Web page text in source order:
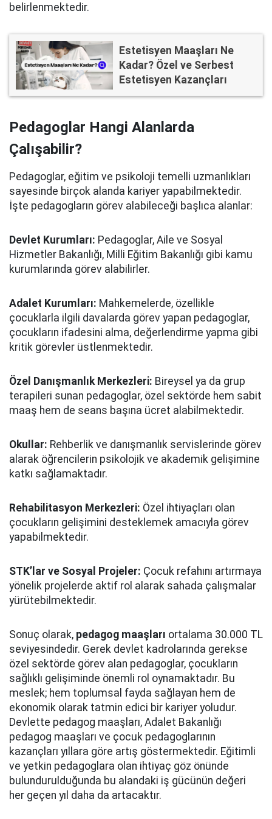
belirlenmektedir.
Estetisyen Maaşları Ne
Kadar? Özel ve Serbest
Estetisyen Kazançları
Pedagoglar Hangi Alanlarda
Çalışabilir?
Pedagoglar, eğitim ve psikoloji temelli uzmanlıkları
sayesinde birçok alanda kariyer yapabilmektedir.
İşte pedagogların görev alabileceği başlıca alanlar:
Devlet Kurumları: Pedagoglar, Aile ve Sosyal
Hizmetler Bakanlığı, Milli Eğitim Bakanlığı gibi kamu
kurumlarında görev alabilirler.
Adalet Kurumları: Mahkemelerde, özellikle
çocuklarla ilgili davalarda görev yapan pedagoglar,
çocukların ifadesini alma, değerlendirme yapma gibi
kritik görevler üstlenmektedir.
Özel Danışmanlık Merkezleri: Bireysel ya da grup
terapileri sunan pedagoglar, özel sektörde hem sabit
maaş hem de seans başına ücret alabilmektedir.
Okullar: Rehberlik ve danışmanlık servislerinde görev
alarak öğrencilerin psikolojik ve akademik gelişimine
katkı sağlamaktadır.
Rehabilitasyon Merkezleri: Özel ihtiyaçları olan
çocukların gelişimini desteklemek amacıyla görev
yapabilmektedir.
STK’lar ve Sosyal Projeler: Çocuk refahını artırmaya
yönelik projelerde aktif rol alarak sahada çalışmalar
yürütebilmektedir.
Sonuç olarak, pedagog maaşları ortalama 30.000 TL
seviyesindedir. Gerek devlet kadrolarında gerekse
özel sektörde görev alan pedagoglar, çocukların
sağlıklı gelişiminde önemli rol oynamaktadır. Bu
meslek; hem toplumsal fayda sağlayan hem de
ekonomik olarak tatmin edici bir kariyer yoludur.
Devlette pedagog maaşları, Adalet Bakanlığı
pedagog maaşları ve çocuk pedagoglarının
kazançları yıllara göre artış göstermektedir. Eğitimli
ve yetkin pedagoglara olan ihtiyaç göz önünde
bulundurulduğunda bu alandaki iş gücünün değeri
her geçen yıl daha da artacaktır.